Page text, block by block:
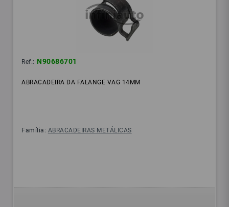
Ref.: N90686701
ABRACADEIRA DA FALANGE VAG 14MM
Família: ABRACADEIRAS METÁLICAS